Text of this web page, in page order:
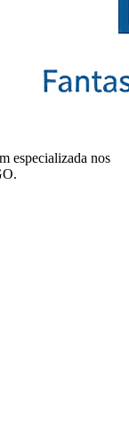
especializada nos